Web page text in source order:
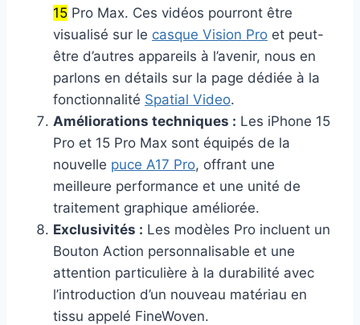
15 Pro Max. Ces vidéos pourront être
visualisé sur le casque Vision Pro et peut-
être d’autres appareils à l’avenir, nous en
parlons en détails sur la page dédiée à la
fonctionnalité Spatial Video.
Améliorations techniques : Les iPhone 15
Pro et 15 Pro Max sont équipés de la
nouvelle puce A17 Pro, offrant une
meilleure performance et une unité de
traitement graphique améliorée.
Exclusivités : Les modèles Pro incluent un
Bouton Action personnalisable et une
attention particulière à la durabilité avec
l’introduction d’un nouveau matériau en
tissu appelé FineWoven.